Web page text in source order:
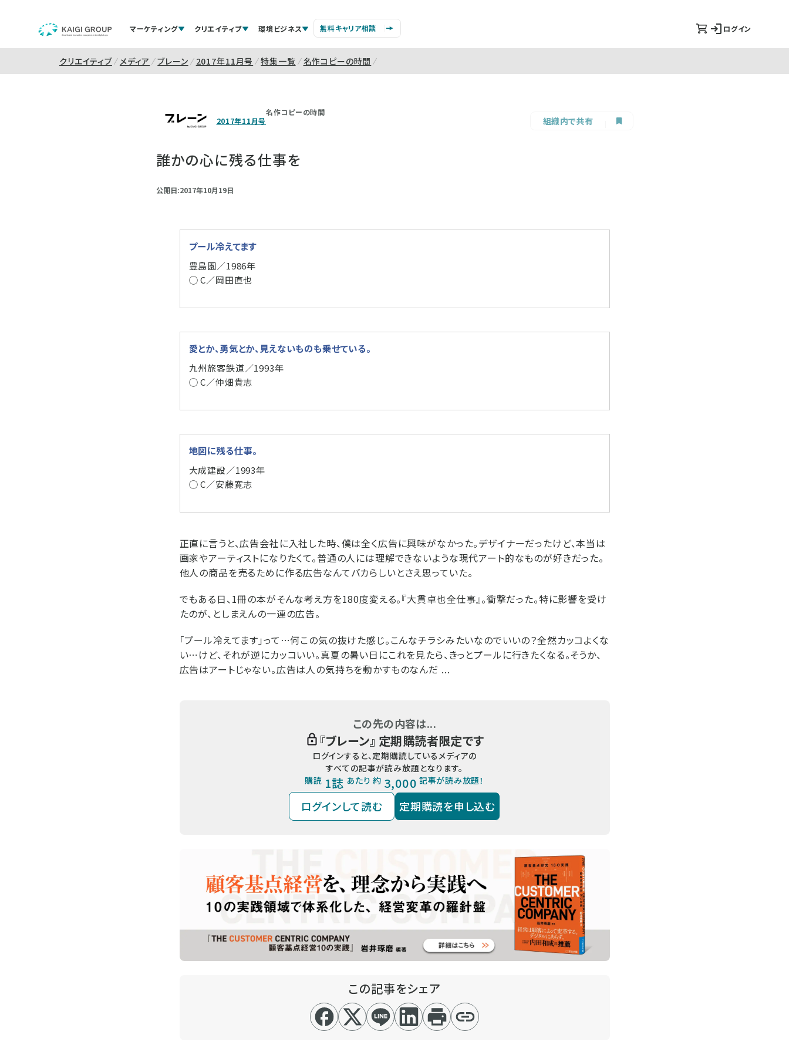
マーケティング クリエイティブ 環境ビジネス 無料キャリア相談 ログイン
クリエイティブ メディア ブレーン 2017年11月号 特集一覧 名作コピーの時間
2017年11月号
名作コピーの時間
組織内で共有
誰かの心に残る仕事を
公開日:2017年10月19日
プール冷えてます
豊島園／1986年
◯ C／岡田直也
愛とか、勇気とか、見えないものも乗せている。
九州旅客鉄道／1993年
◯ C／仲畑貴志
地図に残る仕事。
大成建設／1993年
◯ C／安藤寛志
正直に言うと、広告会社に入社した時、僕は全く広告に興味がなかった。デザイナーだったけど、本当は
画家やアーティストになりたくて。普通の人には理解できないような現代アート的なものが好きだった。
他人の商品を売るために作る広告なんてバカらしいとさえ思っていた。
でもある日、1冊の本がそんな考え方を180度変える。『大貫卓也全仕事』。衝撃だった。特に影響を受け
たのが、としまえんの一連の広告。
「プール冷えてます」って⋯何この気の抜けた感じ。こんなチラシみたいなのでいいの？全然カッコよくな
い⋯けど、それが逆にカッコいい。真夏の暑い日にこれを見たら、きっとプールに行きたくなる。そうか、
広告はアートじゃない。広告は人の気持ちを動かすものなんだ ...
この先の内容は...
『ブレーン』 定期購読者限定です
ログインすると、定期購読しているメディアの
すべての記事が読み放題となります。
購読 1誌 あたり 約 3,000 記事が読み放題！
ログインして読む 定期購読を申し込む
この記事をシェア